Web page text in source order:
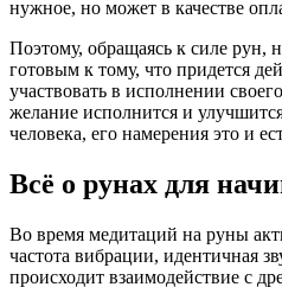
нужное, но может в качестве
Поэтому, обращаясь к силе рун,
готовым к тому, что придется
участвовать в исполнении
желание исполнится и
человека, его намерения это и
Всё о рунах для
Во время медитаций на руны
частота вибрации, идентичная
происходит взаимодействие с